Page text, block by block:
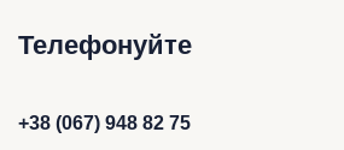
Телефонуйте
+38 (067) 948 82 75